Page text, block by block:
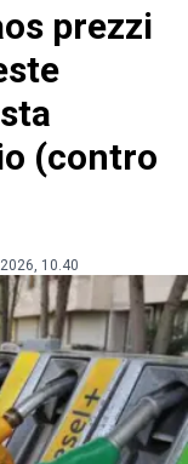
prezzi
(contro
10.40